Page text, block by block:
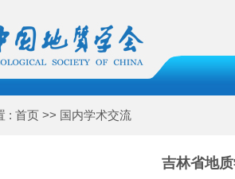
: 首页 >> 国内学术交流
吉林省地